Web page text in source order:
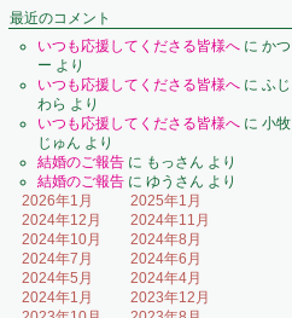
最近のコメント
いつも応援してくださる皆様へ に かつ
ー より
いつも応援してくださる皆様へ に ふじ
わら より
いつも応援してくださる皆様へ に 小牧
じゅん より
結婚のご報告 に もっさん より
結婚のご報告 に ゆうさん より
2026年1月
2025年1月
2024年12月
2024年11月
2024年10月
2024年8月
2024年7月
2024年6月
2024年5月
2024年4月
2024年1月
2023年12月